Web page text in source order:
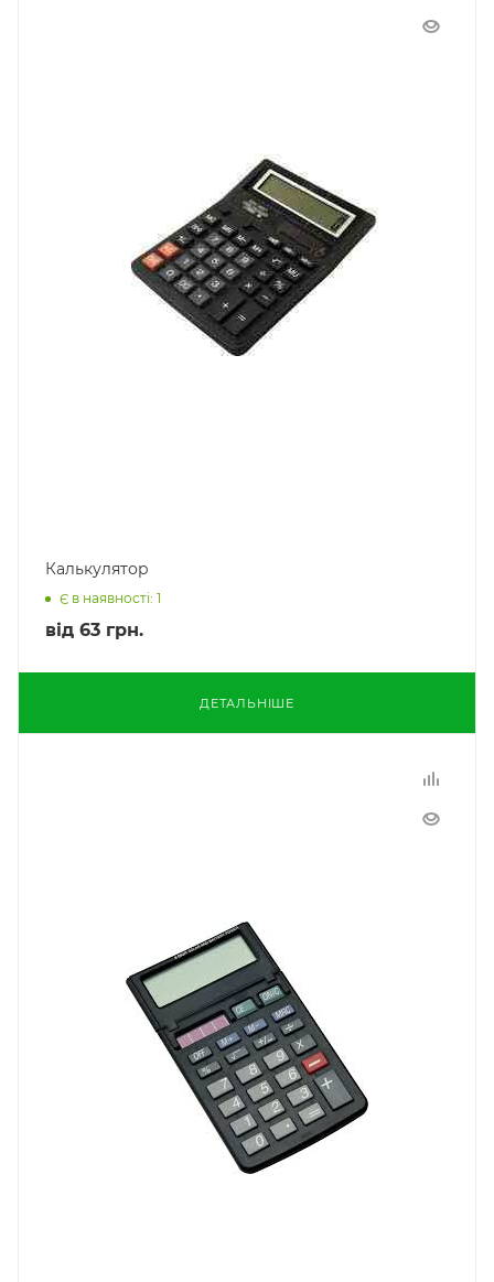
Калькулятор
Є в наявності: 1
від 63 грн.
ДЕТАЛЬНІШЕ